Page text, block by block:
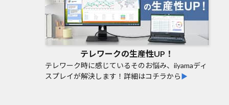
テレワークの生産性UP！
テレワーク時に感じているそのお悩み、iiyamaディ
スプレイが解決します！詳細はコチラから ▶